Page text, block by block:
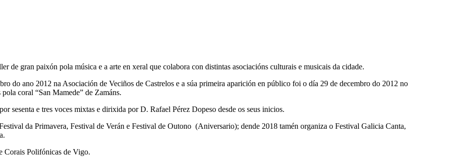
de gran paixón pola música e a arte en xeral que colabora con distintas asociacións culturais e musicais da cidade.
do ano 2012 na Asociación de Veciños de Castrelos e a súa primeira aparición en público foi o día 29 de decembro do 2012 no
coral “San Mamede” de Zamáns.
sesenta e tres voces mixtas e dirixida por D. Rafael Pérez Dopeso desde os seus inicios.
da Primavera, Festival de Verán e Festival de Outono (Aniversario); dende 2018 tamén organiza o Festival Galicia Canta,
Corais Polifónicas de Vigo.